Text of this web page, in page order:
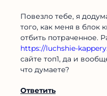
Повезло тебе, я
того, как меня в блок
отбить потраченное.
https://luchshie-
сайте топ1, да и
что думаете?
Ответить